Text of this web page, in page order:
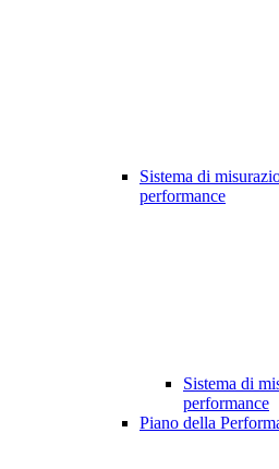
Sistema di
performance
Sistema di
performance
Piano della